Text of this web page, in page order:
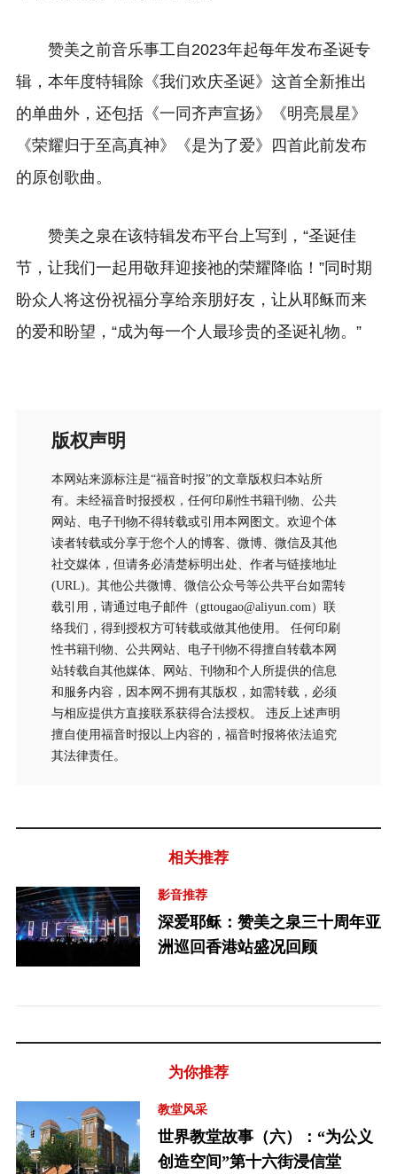
赞美之前音乐事工自2023年起每年发布圣诞专
辑，本年度特辑除《我们欢庆圣诞》这首全新推出
的单曲外，还包括《一同齐声宣扬》《明亮晨星》
《荣耀归于至高真神》《是为了爱》四首此前发布
的原创歌曲。
赞美之泉在该特辑发布平台上写到，“圣诞佳
节，让我们一起用敬拜迎接祂的荣耀降临！”同时期
盼众人将这份祝福分享给亲朋好友，让从耶稣而来
的爱和盼望，“成为每一个人最珍贵的圣诞礼物。”
版权声明
本网站来源标注是“福音时报”的文章版权归本站所
有。未经福音时报授权，任何印刷性书籍刊物、公共
网站、电子刊物不得转载或引用本网图文。欢迎个体
读者转载或分享于您个人的博客、微博、微信及其他
社交媒体，但请务必清楚标明出处、作者与链接地址
(URL)。其他公共微博、微信公众号等公共平台如需转
载引用，请通过电子邮件（gttougao@aliyun.com）联
络我们，得到授权方可转载或做其他使用。 任何印刷
性书籍刊物、公共网站、电子刊物不得擅自转载本网
站转载自其他媒体、网站、刊物和个人所提供的信息
和服务内容，因本网不拥有其版权，如需转载，必须
与相应提供方直接联系获得合法授权。 违反上述声明
擅自使用福音时报以上内容的，福音时报将依法追究
其法律责任。
相关推荐
影音推荐
深爱耶稣：赞美之泉三十周年亚
洲巡回香港站盛况回顾
为你推荐
教堂风采
世界教堂故事（六）：“为公义
创造空间”第十六街浸信堂